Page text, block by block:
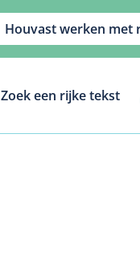
Houvast werken met
Zoek een rijke tekst